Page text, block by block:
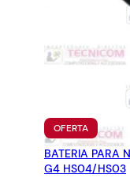
OFERTA
EN
OFERTA
BATERIA
G4 HS04/HS03